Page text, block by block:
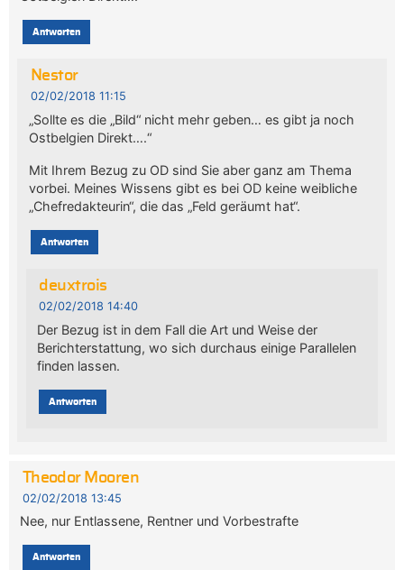
Antworten
Nestor
02/02/2018 11:15
„Sollte es die „Bild“ nicht mehr geben… es gibt ja noch
Ostbelgien Direkt….“
Mit Ihrem Bezug zu OD sind Sie aber ganz am Thema
vorbei. Meines Wissens gibt es bei OD keine weibliche
„Chefredakteurin“, die das „Feld geräumt hat“.
Antworten
deuxtrois
02/02/2018 14:40
Der Bezug ist in dem Fall die Art und Weise der
Berichterstattung, wo sich durchaus einige Parallelen
finden lassen.
Antworten
Theodor Mooren
02/02/2018 13:45
Nee, nur Entlassene, Rentner und Vorbestrafte
Antworten